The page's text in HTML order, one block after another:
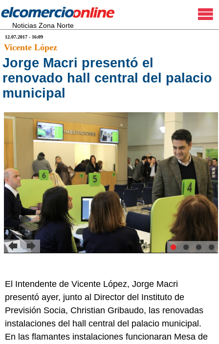
Noticias Zona Norte
12.07.2017 - 16:09
Vicente López
Jorge Macri presentó el
renovado hall central del palacio
municipal
El Intendente de Vicente López, Jorge Macri
presentó ayer, junto al Director del Instituto de
Previsión Socia, Christian Gribaudo, las renovadas
instalaciones del hall central del palacio municipal.
En las flamantes instalaciones funcionaran Mesa de